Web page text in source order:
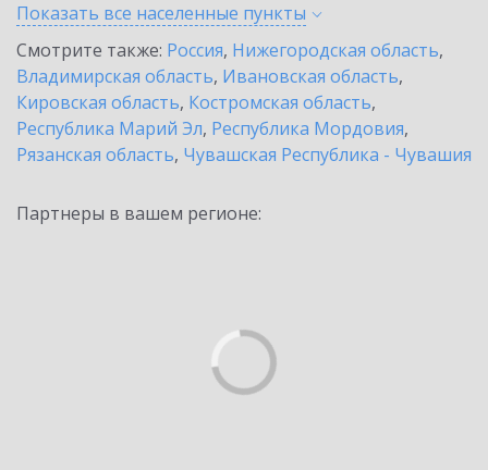
Показать все населенные пункты
Смотрите также: Россия, Нижегородская область,
Владимирская область, Ивановская область,
Кировская область, Костромская область,
Республика Марий Эл, Республика Мордовия,
Рязанская область, Чувашская Республика - Чувашия
Партнеры в вашем регионе: